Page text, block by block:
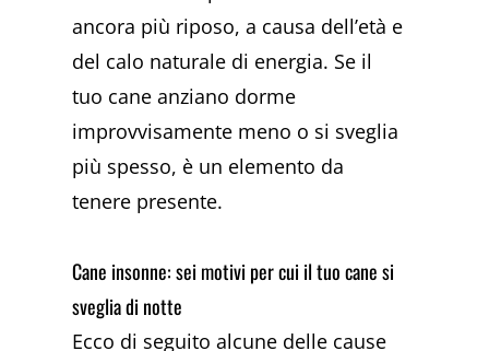
ancora più riposo, a causa dell’età e
del calo naturale di energia. Se il
tuo cane anziano dorme
improvvisamente meno o si sveglia
più spesso, è un elemento da
tenere presente.
Cane insonne: sei motivi per cui il tuo cane si
sveglia di notte
Ecco di seguito alcune delle cause